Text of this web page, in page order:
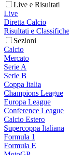
Live e Risultati
Live
Diretta Calcio
Risultati e Classifiche
Sezioni
Calcio
Mercato
Serie A
Serie B
Coppa Italia
Champions League
Europa League
Conference League
Calcio Estero
Supercoppa Italiana
Formula 1
Formula E